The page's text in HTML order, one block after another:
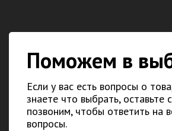
Поможем в
Если у вас есть вопросы о
знаете что выбрать, оставьте
позвоним, чтобы ответить на
вопросы.